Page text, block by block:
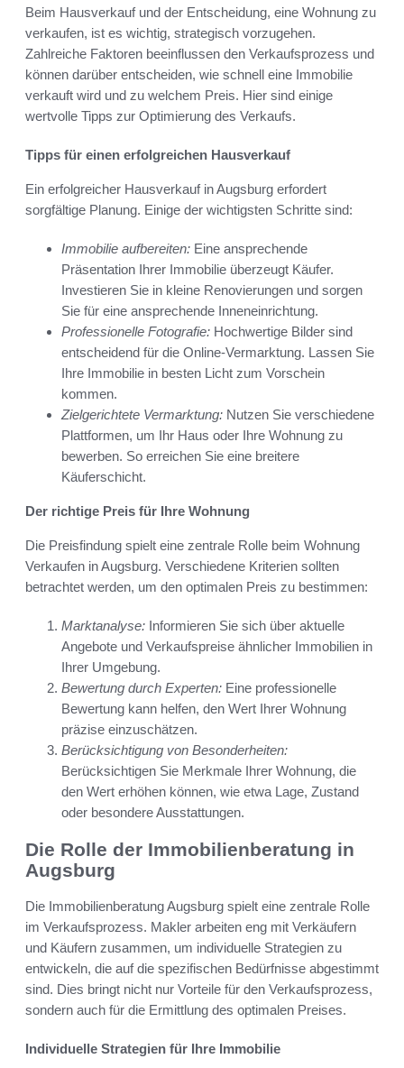
Beim Hausverkauf und der Entscheidung, eine Wohnung zu
verkaufen, ist es wichtig, strategisch vorzugehen.
Zahlreiche Faktoren beeinflussen den Verkaufsprozess und
können darüber entscheiden, wie schnell eine Immobilie
verkauft wird und zu welchem Preis. Hier sind einige
wertvolle Tipps zur Optimierung des Verkaufs.
Tipps für einen erfolgreichen Hausverkauf
Ein erfolgreicher Hausverkauf in Augsburg erfordert
sorgfältige Planung. Einige der wichtigsten Schritte sind:
Immobilie aufbereiten: Eine ansprechende
Präsentation Ihrer Immobilie überzeugt Käufer.
Investieren Sie in kleine Renovierungen und sorgen
Sie für eine ansprechende Inneneinrichtung.
Professionelle Fotografie: Hochwertige Bilder sind
entscheidend für die Online-Vermarktung. Lassen Sie
Ihre Immobilie in besten Licht zum Vorschein
kommen.
Zielgerichtete Vermarktung: Nutzen Sie verschiedene
Plattformen, um Ihr Haus oder Ihre Wohnung zu
bewerben. So erreichen Sie eine breitere
Käuferschicht.
Der richtige Preis für Ihre Wohnung
Die Preisfindung spielt eine zentrale Rolle beim Wohnung
Verkaufen in Augsburg. Verschiedene Kriterien sollten
betrachtet werden, um den optimalen Preis zu bestimmen:
Marktanalyse: Informieren Sie sich über aktuelle
Angebote und Verkaufspreise ähnlicher Immobilien in
Ihrer Umgebung.
Bewertung durch Experten: Eine professionelle
Bewertung kann helfen, den Wert Ihrer Wohnung
präzise einzuschätzen.
Berücksichtigung von Besonderheiten:
Berücksichtigen Sie Merkmale Ihrer Wohnung, die
den Wert erhöhen können, wie etwa Lage, Zustand
oder besondere Ausstattungen.
Die Rolle der Immobilienberatung in
Augsburg
Die Immobilienberatung Augsburg spielt eine zentrale Rolle
im Verkaufsprozess. Makler arbeiten eng mit Verkäufern
und Käufern zusammen, um individuelle Strategien zu
entwickeln, die auf die spezifischen Bedürfnisse abgestimmt
sind. Dies bringt nicht nur Vorteile für den Verkaufsprozess,
sondern auch für die Ermittlung des optimalen Preises.
Individuelle Strategien für Ihre Immobilie